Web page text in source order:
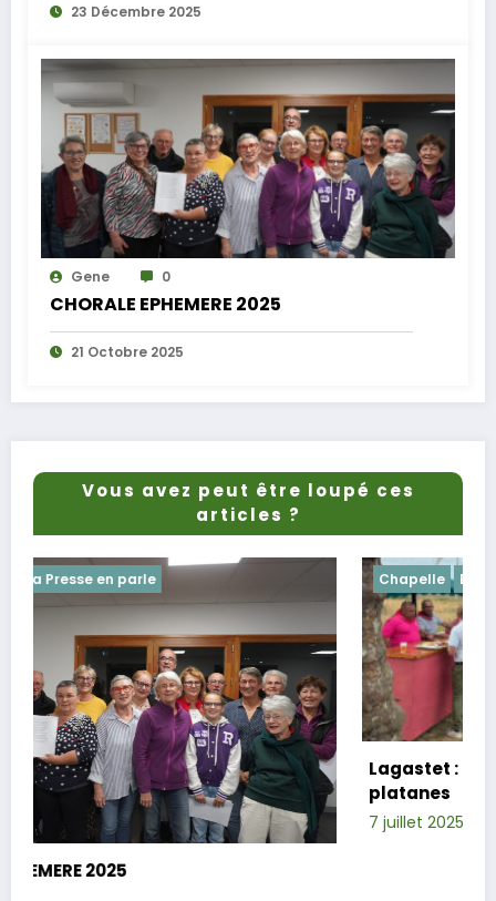
23 Décembre 2025
Gene 0
CHORALE EPHEMERE 2025
21 Octobre 2025
Vous avez peut être loupé ces
articles ?
Chapelle
Lagastet : le repas champêtre réussi
platanes
7 juillet 2025 Xavier D.